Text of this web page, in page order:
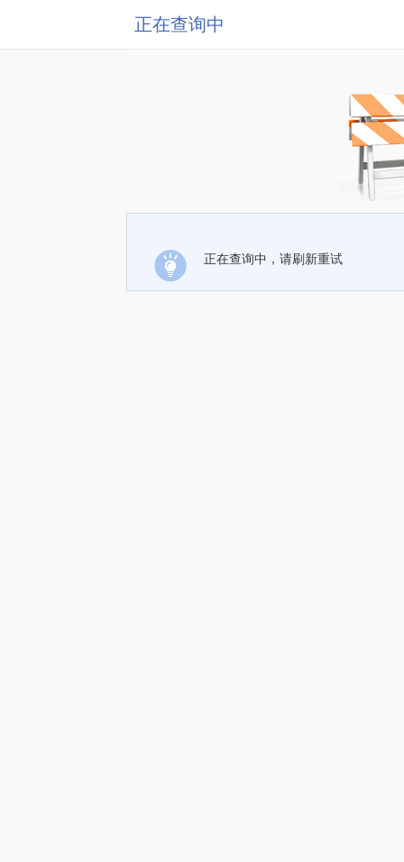
正在查询中
正在查询中，请刷新重试